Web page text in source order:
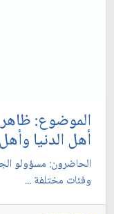
الموضوع: ظاهر
أهل الدنيا
وفئات مختلفة ...